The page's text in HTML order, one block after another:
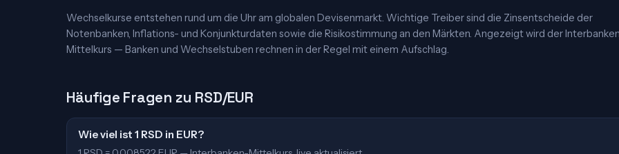
Wechselkurse entstehen rund um die Uhr am globalen Devisenmarkt. Wichtige Treiber sind die Zinsentscheide der
Notenbanken, Inflations- und Konjunkturdaten sowie die Risikostimmung an den Märkten. Angezeigt wird der
Mittelkurs — Banken und Wechselstuben rechnen in der Regel mit einem Aufschlag.
Häufige Fragen zu RSD/EUR
Wie viel ist 1 RSD in EUR?